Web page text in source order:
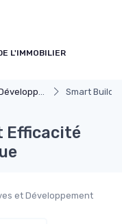
L'IMMOBILIER
Durable Smart
Efficacité
et Développement